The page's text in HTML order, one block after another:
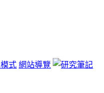
式 網站導覽